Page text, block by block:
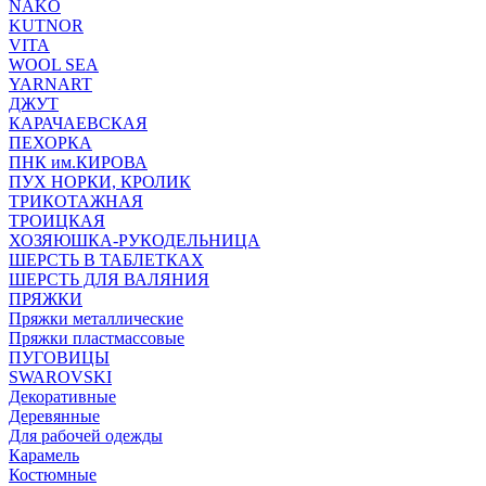
NAKO
KUTNOR
VITA
WOOL SEA
YARNART
ДЖУТ
КАРАЧАЕВСКАЯ
ПЕХОРКА
ПНК им.КИРОВА
ПУХ НОРКИ, КРОЛИК
ТРИКОТАЖНАЯ
ТРОИЦКАЯ
ХОЗЯЮШКА-РУКОДЕЛЬНИЦА
ШЕРСТЬ В ТАБЛЕТКАХ
ШЕРСТЬ ДЛЯ ВАЛЯНИЯ
ПРЯЖКИ
Пряжки металлические
Пряжки пластмассовые
ПУГОВИЦЫ
SWAROVSKI
Декоративные
Деревянные
Для рабочей одежды
Карамель
Костюмные